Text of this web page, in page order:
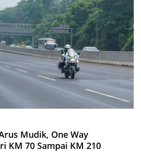
Mudik, One Way
KM 70 Sampai KM 210